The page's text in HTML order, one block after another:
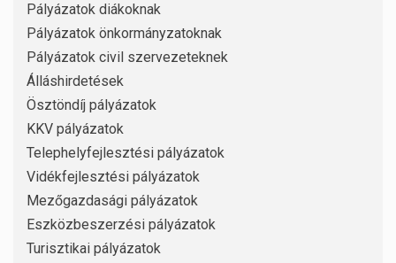
Pályázatok diákoknak
Pályázatok önkormányzatoknak
Pályázatok civil szervezeteknek
Álláshirdetések
Ösztöndíj pályázatok
KKV pályázatok
Telephelyfejlesztési pályázatok
Vidékfejlesztési pályázatok
Mezőgazdasági pályázatok
Eszközbeszerzési pályázatok
Turisztikai pályázatok